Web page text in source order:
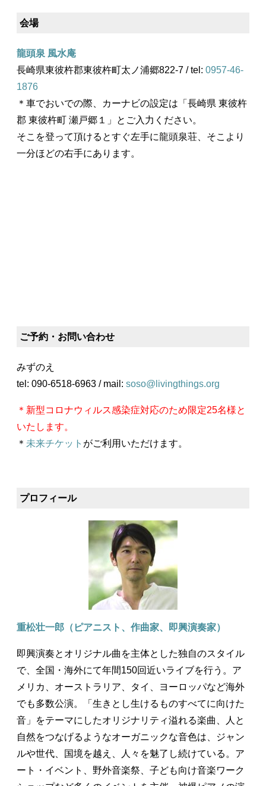
会場
龍頭泉 風水庵
長崎県東彼杵郡東彼杵町太ノ浦郷822-7 / tel: 0957-46-
1876
＊車でおいでの際、カーナビの設定は「長崎県 東彼杵
郡 東彼杵町 瀬戸郷１」とご入力ください。
そこを登って頂けるとすぐ左手に龍頭泉荘、そこより
一分ほどの右手にあります。
ご予約・お問い合わせ
みずのえ
tel: 090-6518-6963 / mail: soso@livingthings.org
＊新型コロナウィルス感染症対応のため限定25名様と
いたします。
＊ 未来チケット がご利用いただけます。
プロフィール
重松壮一郎（ピアニスト、作曲家、即興演奏家）
即興演奏とオリジナル曲を主体とした独自のスタイル
で、全国・海外にて年間150回近いライブを行う。ア
メリカ、オーストラリア、タイ、ヨーロッパなど海外
でも多数公演。「生きとし生けるものすべてに向けた
音」をテーマにしたオリジナリティ溢れる楽曲、人と
自然をつなげるようなオーガニックな音色は、ジャン
ルや世代、国境を越え、人々を魅了し続けている。ア
ート・イベント、野外音楽祭、子ども向け音楽ワーク